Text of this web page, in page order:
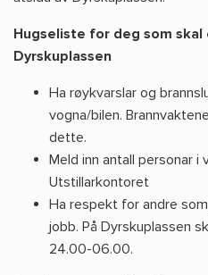
Hugseliste for deg som
Dyrskuplassen
Ha røykvarslar og
vogna/bilen.
dette.
Meld inn antall personar i
Utstillarkontoret
Ha respekt for andre
jobb. På Dyrskuplassen
24.00-06.00.